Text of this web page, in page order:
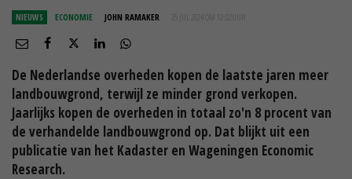
NIEUWS ECONOMIE JOHN RAMAKER 25 JUL 2024 OM 12:02
De Nederlandse overheden kopen de laatste jaren meer
landbouwgrond, terwijl ze minder grond verkopen.
Jaarlijks kopen de overheden in totaal zo'n 8 procent van
de verhandelde landbouwgrond op. Dat blijkt uit een
publicatie van het Kadaster en Wageningen Economic
Research.